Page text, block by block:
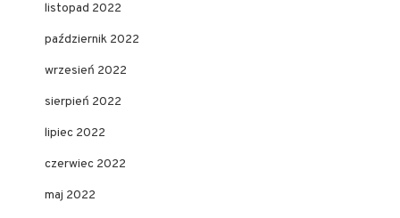
listopad 2022
październik 2022
wrzesień 2022
sierpień 2022
lipiec 2022
czerwiec 2022
maj 2022